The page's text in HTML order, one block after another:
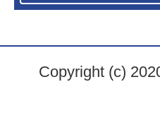
Copyright (c)